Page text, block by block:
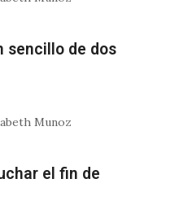
sencillo de dos
Munoz
el fin de